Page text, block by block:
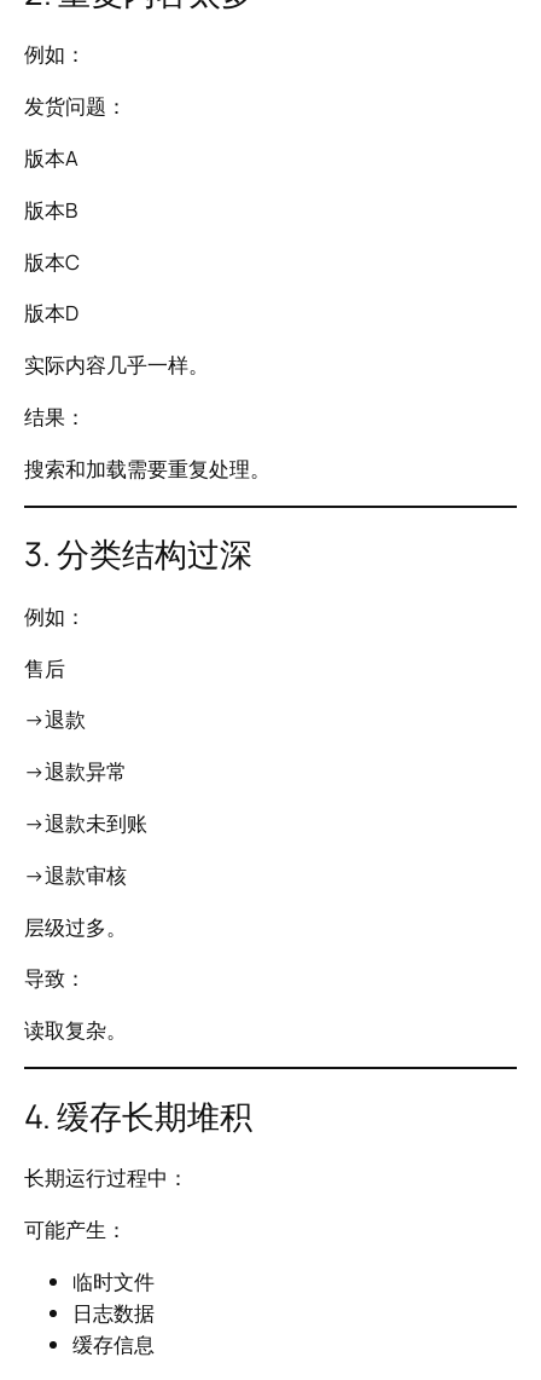
例如：
发货问题：
版本A
版本B
版本C
版本D
实际内容几乎一样。
结果：
搜索和加载需要重复处理。
3. 分类结构过深
例如：
售后
→退款
→退款异常
→退款未到账
→退款审核
层级过多。
导致：
读取复杂。
4. 缓存长期堆积
长期运行过程中：
可能产生：
临时文件
日志数据
缓存信息